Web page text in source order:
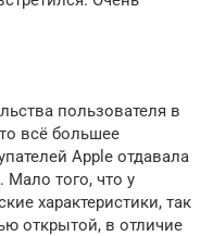
пользователя в
всё большее
Apple отдавала
Мало того, что у
характеристики, так
открытой, в отличие